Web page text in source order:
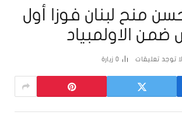
منح لبنان فوزا أول
الاولمبياد
لا توجد تعليقات 0 زيارة